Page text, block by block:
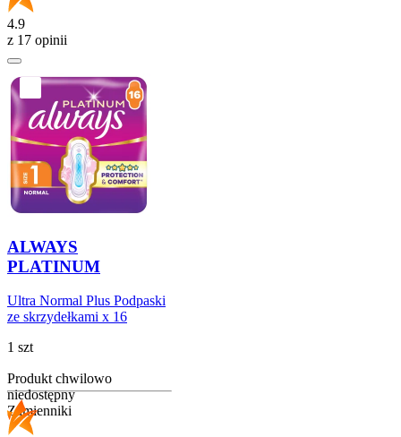
4.9
z 17 opinii
ALWAYS
PLATINUM
Ultra Normal Plus Podpaski
ze skrzydełkami x 16
1 szt
Produkt chwilowo
niedostępny
Zamienniki